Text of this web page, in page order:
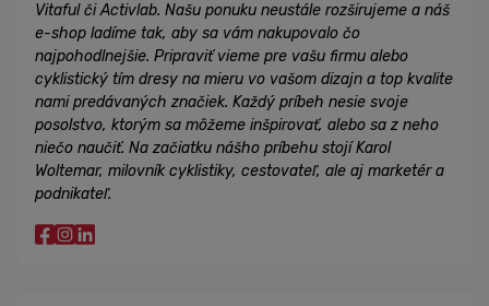
Vitaful či Activlab. Našu ponuku neustále rozširujeme a náš
e-shop ladíme tak, aby sa vám nakupovalo čo
najpohodlnejšie. Pripraviť vieme pre vašu firmu alebo
cyklistický tím dresy na mieru vo vašom dizajn a top kvalite
nami predávaných značiek. Každý príbeh nesie svoje
posolstvo, ktorým sa môžeme inšpirovať, alebo sa z neho
niečo naučiť. Na začiatku nášho príbehu stojí Karol
Woltemar, milovník cyklistiky, cestovateľ, ale aj marketér a
podnikateľ.